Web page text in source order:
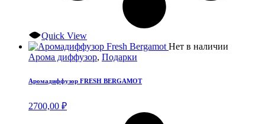
Quick View
Нет в наличии
Арома диффузор, Подарки
Аромадиффузор FRESH BERGAMOT
2700,00 ₽